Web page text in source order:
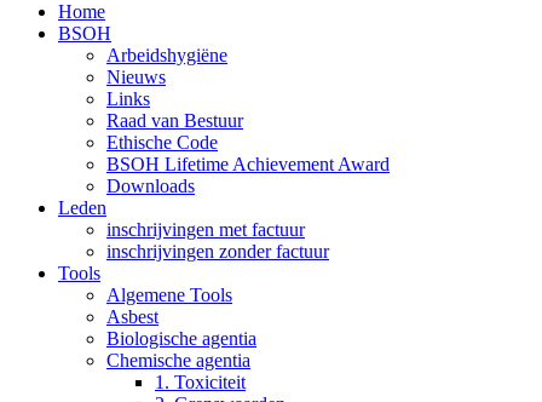
Home
BSOH
Arbeidshygiëne
Nieuws
Links
Raad van Bestuur
Ethische Code
BSOH Lifetime Achievement Award
Downloads
Leden
inschrijvingen met factuur
inschrijvingen zonder factuur
Tools
Algemene Tools
Asbest
Biologische agentia
Chemische agentia
1. Toxiciteit